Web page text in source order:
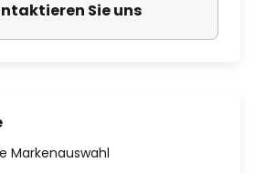
Sie uns
Markenauswahl